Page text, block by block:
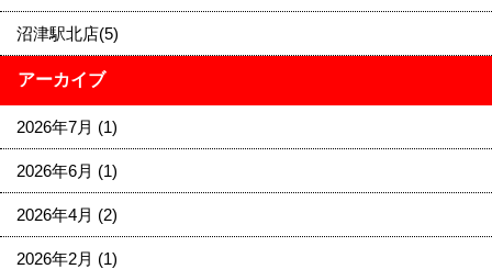
沼津駅北店(5)
アーカイブ
2026年7月 (1)
2026年6月 (1)
2026年4月 (2)
2026年2月 (1)